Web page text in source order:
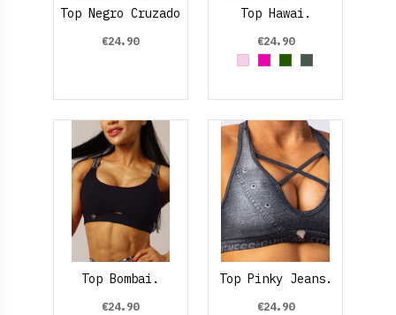
Top Negro Cruzado
€24.90
Top Hawai.
€24.90
Rosa palo
FucsiaVerde oscuro
Verde Oliva
Top Bombai.
€24.90
Top Pinky Jeans.
€24.90